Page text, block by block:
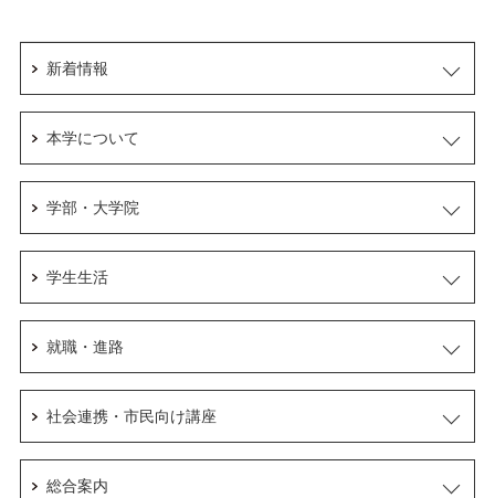
新着情報
本学について
学部・大学院
学生生活
就職・進路
社会連携・市民向け講座
総合案内